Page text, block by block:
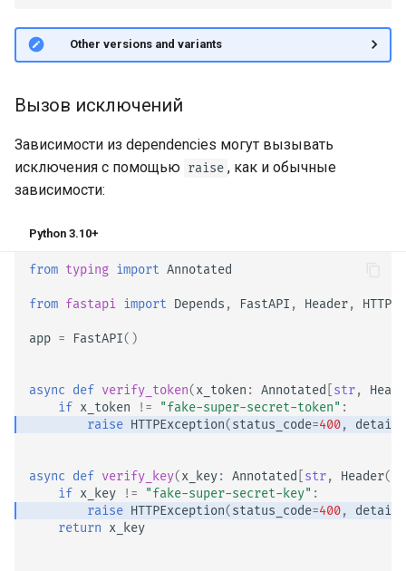
🤓 Other versions and variants
Вызов исключений
Зависимости из dependencies могут вызывать
исключения с помощью raise , как и обычные
зависимости:
Python 3.10+
from typing import Annotated
from fastapi import Depends , FastAPI , Header,
app = FastAPI()
async def verify_token(x_token : Annotated str,
if x_token != "fake-super-secret-token" :
raise HTTPException(status_code=400, detail
async def verify_key(x_key: Annotated str, Header
if x_key != "fake-super-secret-key" :
raise HTTPException(status_code=400, detail
return x_key